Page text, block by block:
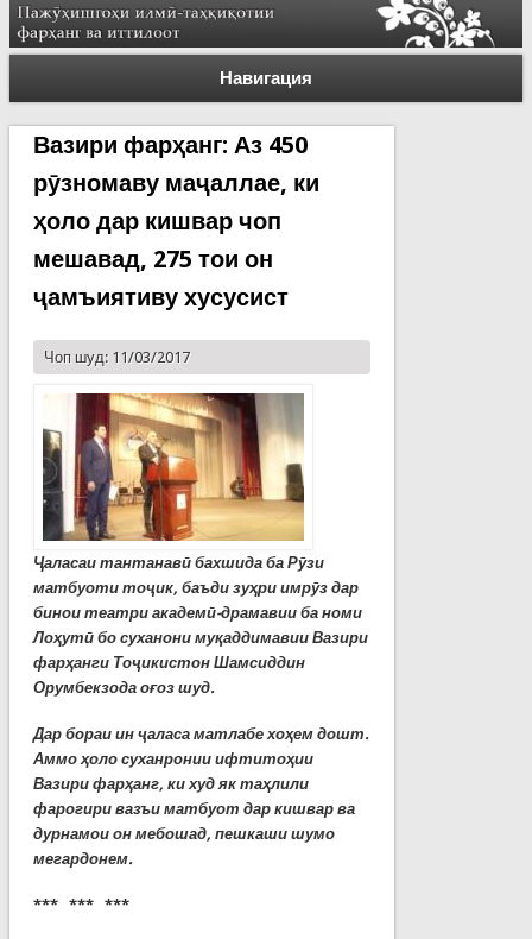
Навигация
Вазири фарҳанг: Аз 450
рӯзномаву маҷаллае, ки
ҳоло дар кишвар чоп
мешавад, 275 тои он
ҷамъиятиву хусусист
Чоп шуд: 11/03/2017
Ҷаласаи тантанавӣ бахшида ба Рӯзи
матбуоти тоҷик, баъди зуҳри имрӯз дар
бинои театри академӣ-драмавии ба номи
Лоҳутӣ бо суханони муқаддимавии Вазири
фарҳанги Тоҷикистон Шамсиддин
Орумбекзода оғоз шуд.
Дар бораи ин ҷаласа матлабе хоҳем дошт.
Аммо ҳоло суханронии ифтитоҳии
Вазири фарҳанг, ки худ як таҳлили
фарогири вазъи матбуот дар кишвар ва
дурнамои он мебошад, пешкаши шумо
мегардонем.
*** *** ***